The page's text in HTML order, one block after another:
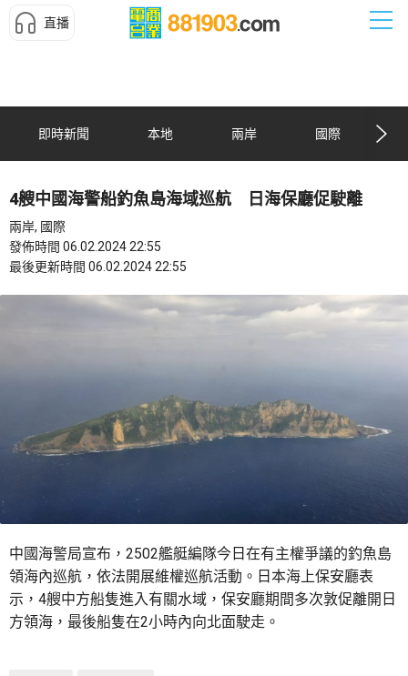
直播
即時新聞 本地 兩岸 國際
4艘中國海警船釣魚島海域巡航 日海保廳促駛離
兩岸, 國際
發佈時間 06.02.2024 22:55
最後更新時間 06.02.2024 22:55
中國海警局宣布，2502艦艇編隊今日在有主權爭議的釣魚島
領海內巡航，依法開展維權巡航活動。日本海上保安廳表
示，4艘中方船隻進入有關水域，保安廳期間多次敦促離開日
方領海，最後船隻在2小時內向北面駛走。